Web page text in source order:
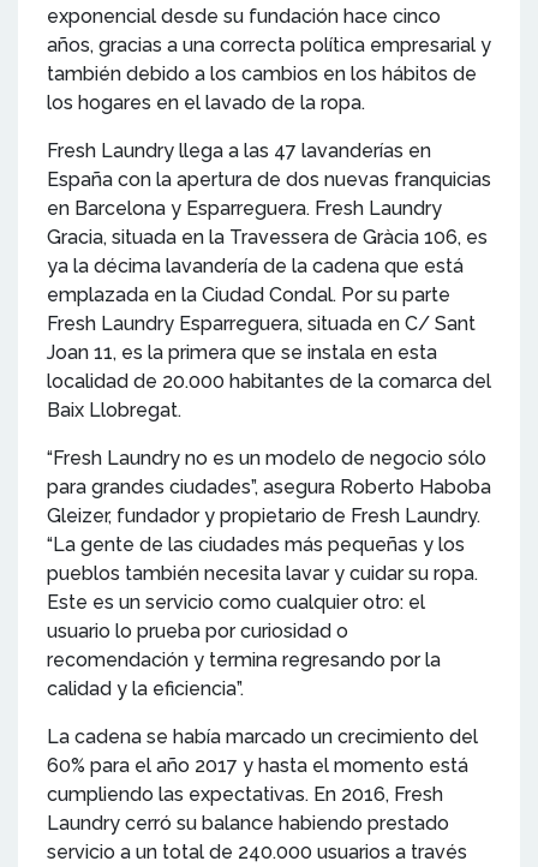
exponencial desde su fundación hace cinco
años, gracias a una correcta política empresarial y
también debido a los cambios en los hábitos de
los hogares en el lavado de la ropa.
Fresh Laundry llega a las 47 lavanderías en
España con la apertura de dos nuevas franquicias
en Barcelona y Esparreguera. Fresh Laundry
Gracia, situada en la Travessera de Gràcia 106, es
ya la décima lavandería de la cadena que está
emplazada en la Ciudad Condal. Por su parte
Fresh Laundry Esparreguera, situada en C/ Sant
Joan 11, es la primera que se instala en esta
localidad de 20.000 habitantes de la comarca del
Baix Llobregat.
“Fresh Laundry no es un modelo de negocio sólo
para grandes ciudades”, asegura Roberto Haboba
Gleizer, fundador y propietario de Fresh Laundry.
“La gente de las ciudades más pequeñas y los
pueblos también necesita lavar y cuidar su ropa.
Este es un servicio como cualquier otro: el
usuario lo prueba por curiosidad o
recomendación y termina regresando por la
calidad y la eficiencia”.
La cadena se había marcado un crecimiento del
60% para el año 2017 y hasta el momento está
cumpliendo las expectativas. En 2016, Fresh
Laundry cerró su balance habiendo prestado
servicio a un total de 240.000 usuarios a través